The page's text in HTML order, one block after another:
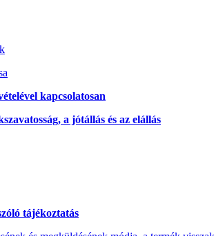
kapcsolatosan
a jótállás és az elállás
tájékoztatás